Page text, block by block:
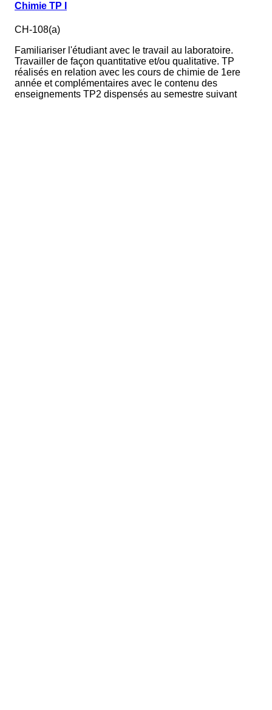
Chimie TP I
CH-108(a)
Familiariser l'étudiant avec le travail au laboratoire.
Travailler de façon quantitative et/ou qualitative. TP
réalisés en relation avec les cours de chimie de 1ere
année et complémentaires avec le contenu des
enseignements TP2 dispensés au semestre suivant